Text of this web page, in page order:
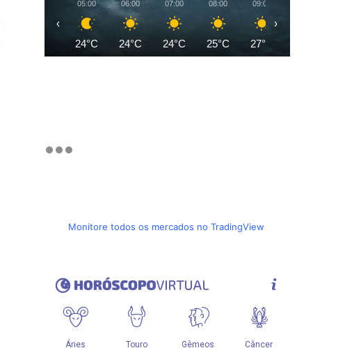
05:00
24°C
06:00
24°C
07:00
24°C
08:00
25°C
09:00
27°C
‹ ›
Monitore todos os mercados no TradingView